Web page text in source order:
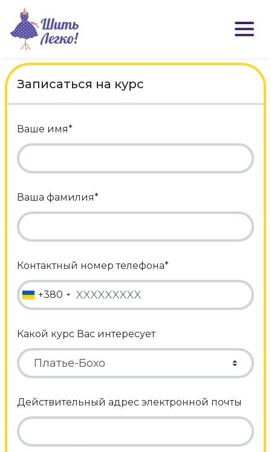
Записаться на курс
Ваше имя*
Ваша фамилия*
Контактный номер телефона*
+380
Какой курс Вас интересует
Действительный адрес электронной почты